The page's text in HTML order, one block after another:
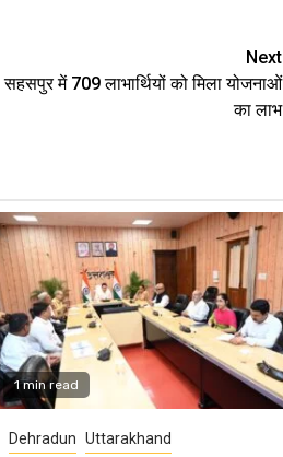
Next
सहसपुर में 709 लाभार्थियों को मिला योजनाओं
का लाभ
1 min read
Dehradun Uttarakhand